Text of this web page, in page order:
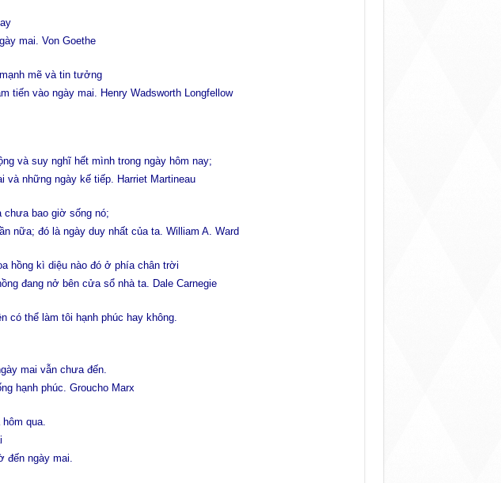
mai. Von Goethe
mẽ và tin tưởng
tiến vào ngày mai. Henry Wadsworth Longfellow
và suy nghĩ hết mình trong ngày hôm nay;
và những ngày kế tiếp. Harriet Martineau
chưa bao giờ sống nó;
nữa; đó là ngày duy nhất của ta. William A. Ward
hồng kì diệu nào đó ở phía chân trời
đang nở bên cửa sổ nhà ta. Dale Carnegie
có thể làm tôi hạnh phúc hay không.
mai vẫn chưa đến.
hạnh phúc. Groucho Marx
qua.
đến ngày mai.